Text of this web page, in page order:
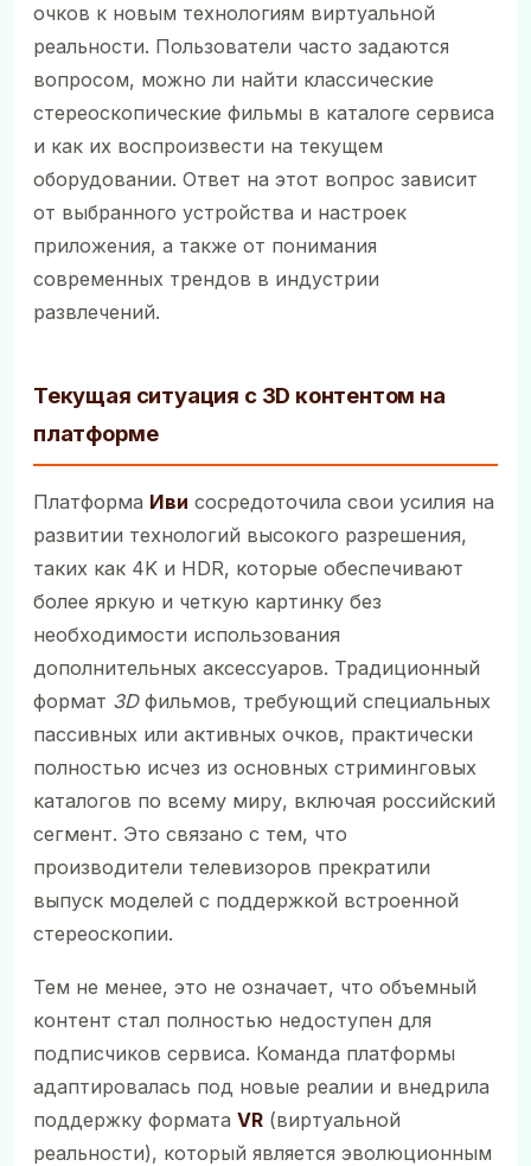
очков к новым технологиям виртуальной
реальности. Пользователи часто задаются
вопросом, можно ли найти классические
стереоскопические фильмы в каталоге сервиса
и как их воспроизвести на текущем
оборудовании. Ответ на этот вопрос зависит
от выбранного устройства и настроек
приложения, а также от понимания
современных трендов в индустрии
развлечений.
Текущая ситуация с 3D контентом на
платформе
Платформа Иви сосредоточила свои усилия на
развитии технологий высокого разрешения,
таких как 4K и HDR, которые обеспечивают
более яркую и четкую картинку без
необходимости использования
дополнительных аксессуаров. Традиционный
формат 3Dфильмов, требующий специальных
пассивных или активных очков, практически
полностью исчез из основных стриминговых
каталогов по всему миру, включая российский
сегмент. Это связано с тем, что
производители телевизоров прекратили
выпуск моделей с поддержкой встроенной
стереоскопии.
Тем не менее, это не означает, что объемный
контент стал полностью недоступен для
подписчиков сервиса. Команда платформы
адаптировалась под новые реалии и внедрила
поддержку формата VR (виртуальной
реальности), который является эволюционным